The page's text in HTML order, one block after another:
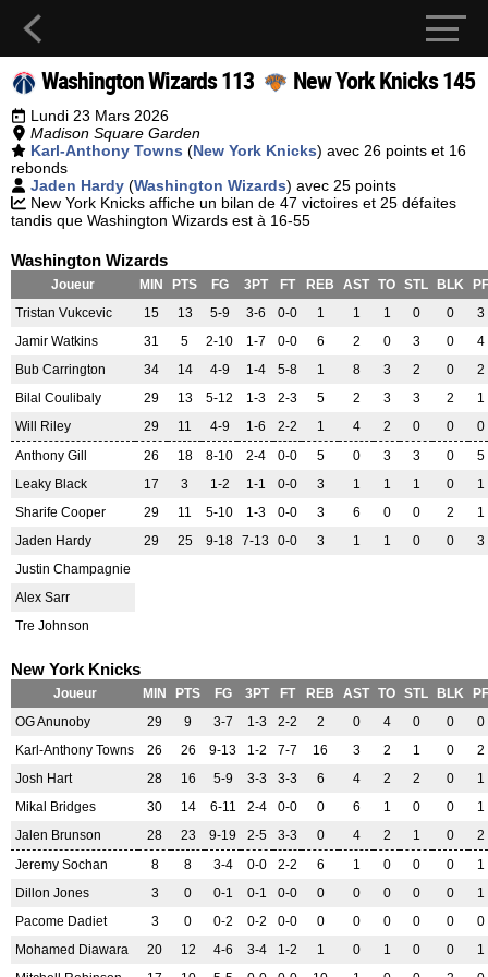
Washington Wizards 113 New York Knicks 145
Lundi 23 Mars 2026
Madison Square Garden
Karl-Anthony Towns (New York Knicks) avec 26 points et 16
rebonds
Jaden Hardy (Washington Wizards) avec 25 points
New York Knicks affiche un bilan de 47 victoires et 25 défaites
tandis que Washington Wizards est à 16-55
Washington Wizards
Joueur MIN PTS FG 3PT FT REB AST TO STL BLK
PF
Tristan Vukcevic
15 13 5-9 3-6 0-0 1 1 1 0 0
3
Jamir Watkins
31 5 2-10 1-7 0-0 6 2 0 3 0
4
Bub Carrington
34 14 4-9 1-4 5-8 1 8 3 2 0
2
Bilal Coulibaly
29 13 5-12 1-3 2-3 5 2 3 3 2
1
Will Riley
29 11 4-9 1-6 2-2 1 4 2 0 0
0
Anthony Gill
26 18 8-10 2-4 0-0 5 0 3 3 0
5
Leaky Black
17 3 1-2 1-1 0-0 3 1 1 1 0
1
Sharife Cooper
29 11 5-10 1-3 0-0 3 6 0 0 2
1
Jaden Hardy
29 25 9-18 7-13 0-0 3 1 1 0 0
3
Justin Champagnie
Alex Sarr
Tre Johnson
New York Knicks
Joueur MIN PTS FG 3PT FT REB AST TO STL BLK
PF
OG Anunoby
29 9 3-7 1-3 2-2 2 0 4 0 0
0
Karl-Anthony Towns
26 26 9-13 1-2 7-7 16 3 2 1 0
2
Josh Hart
28 16 5-9 3-3 3-3 6 4 2 2 0
1
Mikal Bridges
30 14 6-11 2-4 0-0 0 6 1 0 0
1
Jalen Brunson
28 23 9-19 2-5 3-3 0 4 2 1 0
2
Jeremy Sochan
8 8 3-4 0-0 2-2 6 1 0 0 0
1
Dillon Jones
3 0 0-1 0-1 0-0 0 0 0 0 0
1
Pacome Dadiet
3 0 0-2 0-2 0-0 0 0 0 0 0
0
Mohamed Diawara
20 12 4-6 3-4 1-2 1 0 1 0 0
1